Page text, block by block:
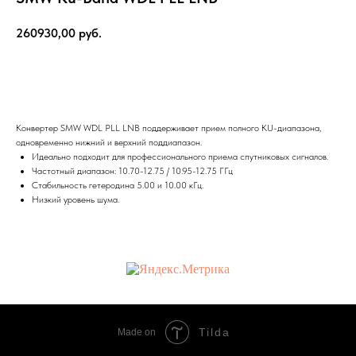
260930,00 руб.
Конвертер SMW WDL PLL LNB поддерживает прием полного KU-диапазона,
одновременно нижний и верхний поддиапазон.
Идеально подходит для профессионального приема спутниковых сигналов.
Частотный диапазон: 10.70-12.75 / 10.95-12.75 ГГц
Стабильность гетеродина 5.00 и 10.00 кГц.
Низкий уровень шума.
Made on Tilda